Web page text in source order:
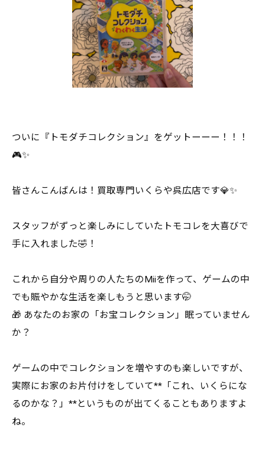
ついに『トモダチコレクション』をゲットーーー！！！
🎮✨
皆さんこんばんは！買取専門いくらや呉広店です💎✨
スタッフがずっと楽しみにしていたトモコレを大喜びで
手に入れました🤣！
これから自分や周りの人たちのMiiを作って、ゲームの中
でも賑やかな生活を楽しもうと思います🤭
🎁 あなたのお家の「お宝コレクション」眠っていません
か？
ゲームの中でコレクションを増やすのも楽しいですが、
実際にお家のお片付けをしていて**「これ、いくらにな
るのかな？」**というものが出てくることもありますよ
ね。